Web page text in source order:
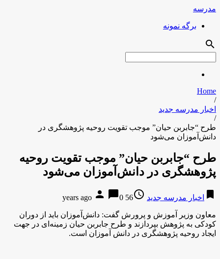
مدرسه
برگه نمونه
search
Home
/
اخبار مدرسه جدید
/
طرح “جابربن حیان” موجب تقویت روحیه پژوهشگری در
دانش‌آموزان می‌شود
طرح “جابربن حیان” موجب تقویت روحیه
پژوهشگری در دانش‌آموزان می‌شود
bookmark اخبار مدرسه جدید access_time
56 years ago
person chat_bubble0
معاون وزیر آموزش و پرورش گفت: دانش‌آموزان باید از دوران
کودکی به پژوهش بپردازند و طرح جابربن حیان زمینه‌ای در جهت
ایجاد روحیه پژوهشگری در دانش آموزان است.